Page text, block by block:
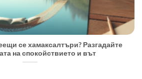
се хамаксалтъри? Разгадайте
на спокойствието и вът